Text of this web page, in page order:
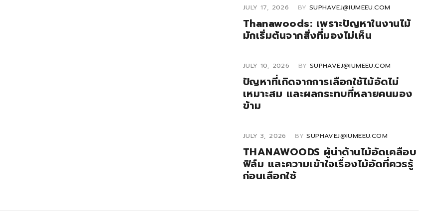
JULY 17, 2026 BY SUPHAVEJ@IUMEEU.COM
Thanawoods: เพราะปัญหาในงานไม้
มักเริ่มต้นจากสิ่งที่มองไม่เห็น
JULY 10, 2026 BY SUPHAVEJ@IUMEEU.COM
ปัญหาที่เกิดจากการเลือกใช้ไม้อัดไม่
เหมาะสม และผลกระทบที่หลายคนมอง
ข้าม
JULY 3, 2026 BY SUPHAVEJ@IUMEEU.COM
THANAWOODS ผู้นำด้านไม้อัดเคลือบ
ฟิล์ม และความเข้าใจเรื่องไม้อัดที่ควรรู้
ก่อนเลือกใช้